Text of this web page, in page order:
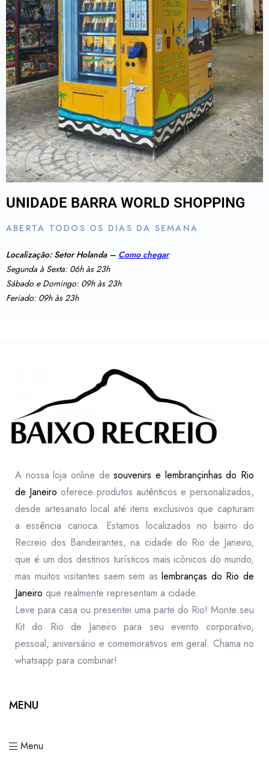
UNIDADE BARRA WORLD SHOPPING
ABERTA TODOS OS DIAS DA SEMANA
Localização: Setor Holanda – Como chegar
Segunda à Sexta: 06h às 23h
Sábado e Domingo: 09h às 23h
Feriado: 09h às 23h
A nossa loja online desouvenirs e lembrançinhas do Rio
de Janeiro oferece produtos autênticos e personalizados,
desde artesanato local até itens exclusivos que capturam
a essência carioca. Estamos localizados no bairro do
Recreio dos Bandeirantes, na cidade do Rio de Janeiro,
que é um dos destinos turísticos mais icônicos do mundo,
mas muitos visitantes saem sem aslembranças do Rio de
Janeiro que realmente representam a cidade.
Leve para casa ou presentei uma parte do Rio! Monte seu
Kit do Rio de Janeiro para seu evento corporativo,
pessoal, aniversário e comemorativos em geral. Chama no
whatsapp para combinar!
MENU
Menu